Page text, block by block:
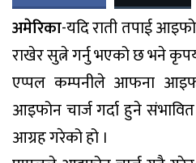
अमेरिका-यदि राती तपाई
राखेर सुत्ने गर्नु भएको छ भने
एप्पल कम्पनीले आफना
आइफोन चार्ज गर्दा हुने
आग्रह गरेको हो ।